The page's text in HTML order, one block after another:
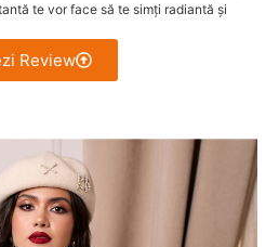
te vor face să te simți radiantă și
Review